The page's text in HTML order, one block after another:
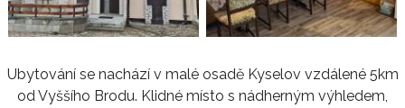
Ubytování se nachází v malé osadě Kyselov vzdálené 5km
od Vyššího Brodu. Klidné místo s nádherným výhledem,